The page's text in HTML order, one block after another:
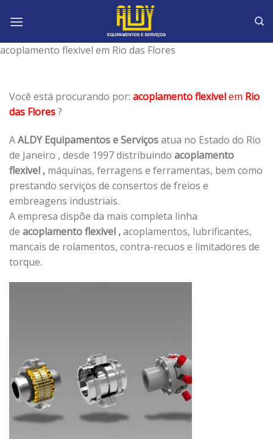
acoplamento flexivel em Rio das Flores
Você está procurando por: acoplamento flexivelem Rio
das Flores?
AALDY Equipamentos e Serviçosatua no Estado do Rio
de Janeiro , desde 1997 distribuindo acoplamento
flexivel , máquinas, ferragens e ferramentas, bem como
prestando serviços de consertos de freios e
embreagens industriais.
A empresa dispõe da mais completa linha
de acoplamento flexivel ,acoplamentos, lubrificantes,
mancais de rolamentos, contra-recuos e limitadores de
torque.